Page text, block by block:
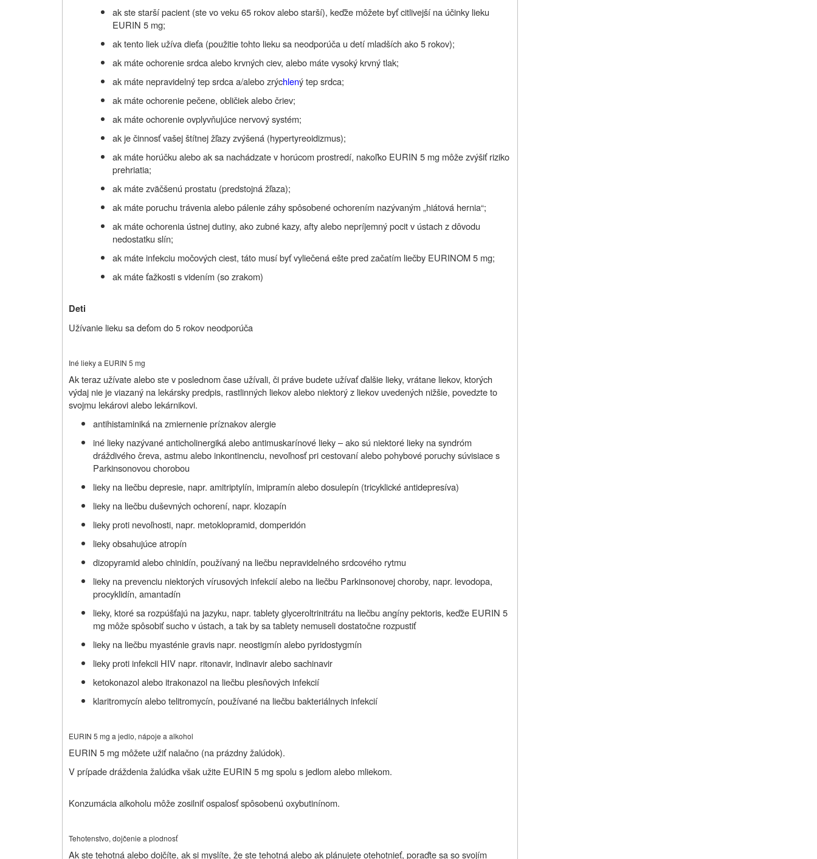
ak ste starší pacient (ste vo veku 65 rokov alebo starší), keďže môžete byť citlivejší na účinky lieku
EURIN 5 mg;
ak tento liek užíva dieťa (použitie tohto lieku sa neodporúča u detí mladších ako 5 rokov);
ak máte ochorenie srdca alebo krvných ciev, alebo máte vysoký krvný tlak;
ak máte nepravidelný tep srdca a/alebo zrýchlený tep srdca;
ak máte ochorenie pečene, obličiek alebo čriev;
ak máte ochorenie ovplyvňujúce nervový systém;
ak je činnosť vašej štítnej žľazy zvýšená (hypertyreoidizmus);
ak máte horúčku alebo ak sa nachádzate v horúcom prostredí, nakoľko EURIN 5 mg môže zvýšiť riziko
prehriatia;
ak máte zväčšenú prostatu (predstojná žľaza);
ak máte poruchu trávenia alebo pálenie záhy spôsobené ochorením nazývaným „hiátová hernia“;
ak máte ochorenia ústnej dutiny, ako zubné kazy, afty alebo nepríjemný pocit v ústach z dôvodu
nedostatku slín;
ak máte infekciu močových ciest, táto musí byť vyliečená ešte pred začatím liečby EURINOM 5 mg;
ak máte ťažkosti s videním (so zrakom)
Deti
Užívanie lieku sa deťom do 5 rokov neodporúča
Iné lieky a EURIN 5 mg
Ak teraz užívate alebo ste v poslednom čase užívali, či práve budete užívať ďalšie lieky, vrátane liekov, ktorých
výdaj nie je viazaný na lekársky predpis, rastlinných liekov alebo niektorý z liekov uvedených nižšie, povedzte to
svojmu lekárovi alebo lekárnikovi.
antihistaminiká na zmiernenie príznakov alergie
iné lieky nazývané anticholinergiká alebo antimuskarínové lieky – ako sú niektoré lieky na syndróm
dráždivého čreva, astmu alebo inkontinenciu, nevoľnosť pri cestovaní alebo pohybové poruchy súvisiace s
Parkinsonovou chorobou
lieky na liečbu depresie, napr. amitriptylín, imipramín alebo dosulepín (tricyklické antidepresíva)
lieky na liečbu duševných ochorení, napr. klozapín
lieky proti nevoľnosti, napr. metoklopramid, domperidón
lieky obsahujúce atropín
dizopyramid alebo chinidín, používaný na liečbu nepravidelného srdcového rytmu
lieky na prevenciu niektorých vírusových infekcií alebo na liečbu Parkinsonovej choroby, napr. levodopa,
procyklidín, amantadín
lieky, ktoré sa rozpúšťajú na jazyku, napr. tablety glyceroltrinitrátu na liečbu angíny pektoris, keďže EURIN 5
mg môže spôsobiť sucho v ústach, a tak by sa tablety nemuseli dostatočne rozpustiť
lieky na liečbu myasténie gravis napr. neostigmín alebo pyridostygmín
lieky proti infekcii HIV napr. ritonavir, indinavir alebo sachinavir
ketokonazol alebo itrakonazol na liečbu plesňových infekcií
klaritromycín alebo telitromycín, používané na liečbu bakteriálnych infekcií
EURIN 5 mg a jedlo, nápoje a alkohol
EURIN 5 mg môžete užiť nalačno (na prázdny žalúdok).
V prípade dráždenia žalúdka však užite EURIN 5 mg spolu s jedlom alebo mliekom.
Konzumácia alkoholu môže zosilniť ospalosť spôsobenú oxybutinínom.
Tehotenstvo, dojčenie a plodnosť
Ak ste tehotná alebo dojčíte, ak si myslíte, že ste tehotná alebo ak plánujete otehotnieť, poraďte sa so svojím